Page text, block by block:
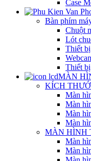
Case
Bàn phím
Chuột
Lót
Thiết
Thiết
MÀN
KÍCH
Màn
Màn
Màn
Màn
MÀN HÌNH
Màn
Màn